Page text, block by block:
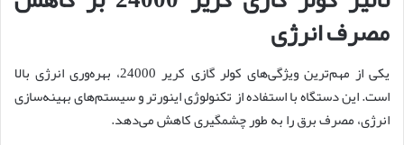
مصرف انرژی
یکی از مهم‌ترین ویژگی‌های کولر گازی کریر 24000، بهره‌وری انرژی بالا
است. این دستگاه با استفاده از تکنولوژی اینورتر و سیستم‌های بهینه‌سازی
انرژی، مصرف برق را به طور چشمگیری کاهش می‌دهد.